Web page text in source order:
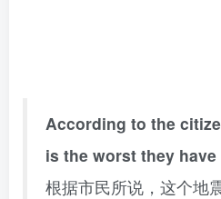
According to the
is the worst they
根据市民所说，这个地